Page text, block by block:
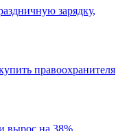
зарядку,
правоохранителя